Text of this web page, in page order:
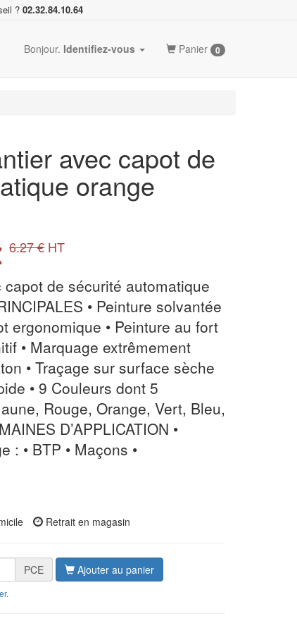
? 02.32.84.10.64
Bonjour. Identifiez-vous Panier 0
avec capot de
orange
6.27 €HT
de sécurité automatique
• Peinture solvantée
ergonomique • Peinture au fort
• Marquage extrêmement
• Traçage sur surface sèche
• 9 Couleurs dont 5
Rouge, Orange, Vert, Bleu,
D’APPLICATION •
: • BTP • Maçons •
Retrait en magasin
PCE Ajouter au panier
.